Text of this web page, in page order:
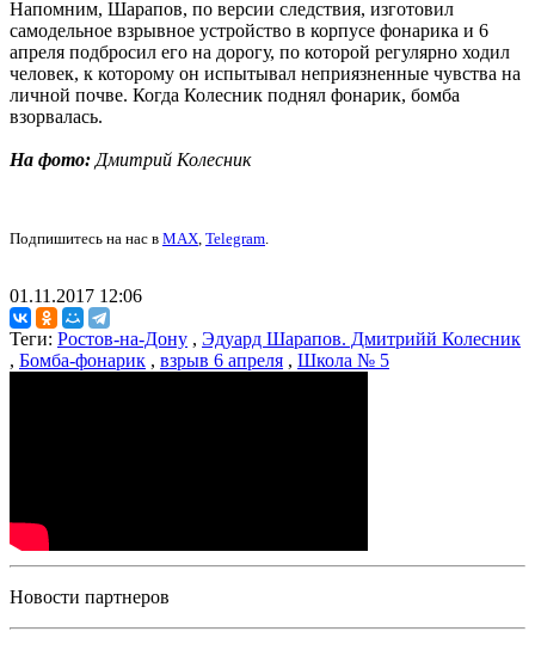
Напомним, Шарапов, по версии следствия, изготовил
самодельное взрывное устройство в корпусе фонарика и 6
апреля подбросил его на дорогу, по которой регулярно ходил
человек, к которому он испытывал неприязненные чувства на
личной почве. Когда Колесник поднял фонарик, бомба
взорвалась.
На фото: Дмитрий Колесник
Подпишитесь на нас в MAX, Telegram.
01.11.2017 12:06
Теги: Ростов-на-Дону , Эдуард Шарапов. Дмитрийй Колесник
, Бомба-фонарик , взрыв 6 апреля , Школа № 5
Новости партнеров